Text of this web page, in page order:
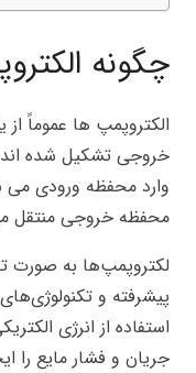
چگونه
الکتروپمپ ها عموماً
خروجی تشکیل شده
وارد محفظه ورودی می
محفظه خروجی منتقل
لکتروپمپ‌ها به صورت
پیشرفته و
استفاده از انرژی
جریان و فشار مایع را